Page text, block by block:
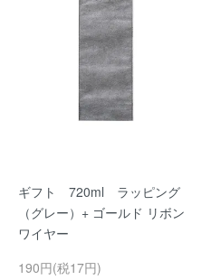
ギフト 720ml ラッピング
（グレー）+ ゴールド リボン
ワイヤー
190円(税17円)